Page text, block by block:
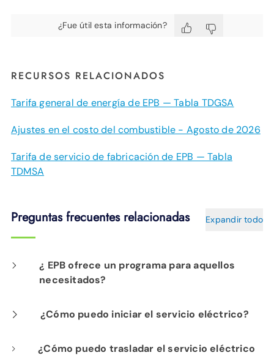
¿Fue útil esta información?
RECURSOS RELACIONADOS
Tarifa general de energía de EPB — Tabla TDGSA
Ajustes en el costo del combustible - Agosto de 2026
Tarifa de servicio de fabricación de EPB — Tabla
TDMSA
Preguntas frecuentes relacionadas Expandir todo
¿ EPB ofrece un programa para aquellos
necesitados?
Power Share es un programa que funciona
familias necesitadas del área de
¿Cómo puedo iniciar el servicio eléctrico?
Comience el servicio eléctrico aquí
¿Cómo puedo trasladar el servicio eléctrico